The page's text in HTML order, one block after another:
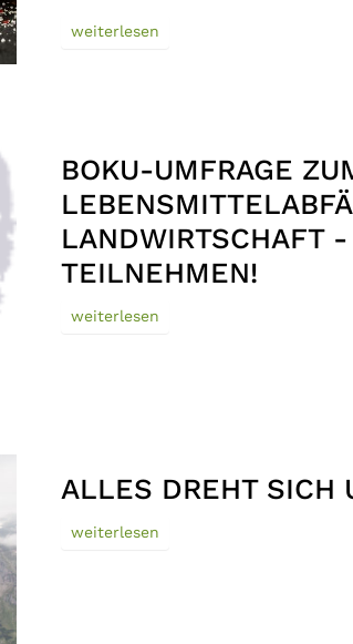
weiterlesen
BOKU-UMFRAGE
LANDWIRTSCHAFT
TEILNEHMEN!
weiterlesen
ALLES DREHT SICH
weiterlesen